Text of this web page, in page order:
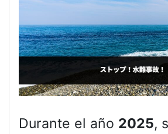
Durante el año 2025,